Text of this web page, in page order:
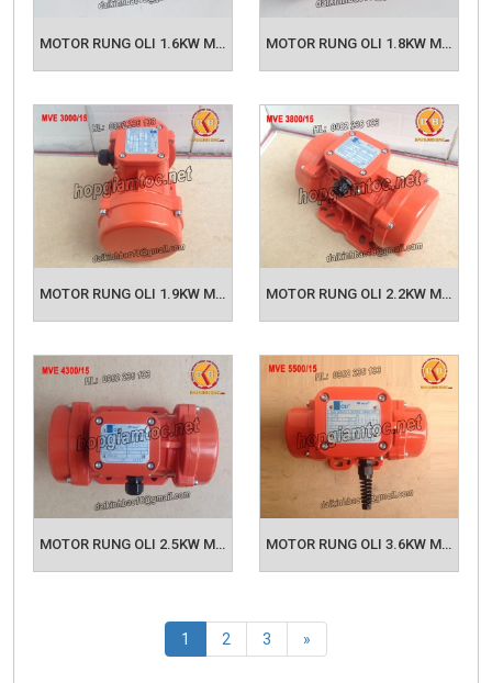
MOTOR RUNG OLI 1.6KW MVE 2400/15 MOTOR RUNG OLI 1.8KW MVE 2500/15
1 (current)
2 3 »